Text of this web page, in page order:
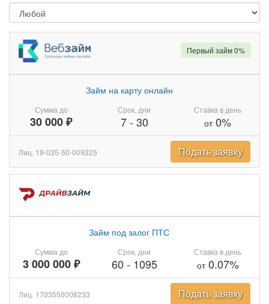
Сумма до
30 000 ₽
Займ на карту онлайн
Срок, дни
7- 30
Ставка в день
от0%
Первый займ 0%
Лиц. 19-035-50-009325 Подать заявку
Сумма до
3 000 000 ₽
Займ под залог ПТС
Срок, дни
60 - 1095
Ставка в день
от0.07%
Лиц. 1703550008233 Подать заявку